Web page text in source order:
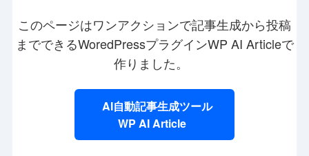
このページはワンアクションで記事生成から投稿
までできるWoredPressプラグインWP AI Articleで
作りました。
AI自動記事生成ツール
WP AI Article